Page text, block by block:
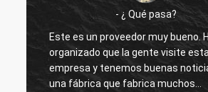
- ¿ Qué pasa?
Este es un proveedor muy bueno.
organizado que la gente visite
empresa y tenemos buenas
una fábrica que fabrica muchos